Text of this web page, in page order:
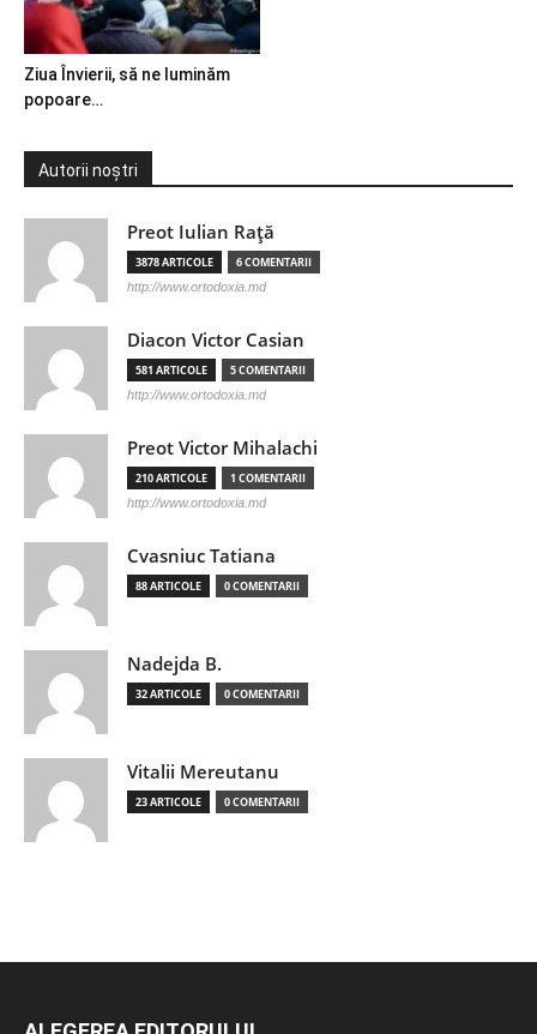
Ziua Învierii, să ne luminăm
popoare…
Autorii noștri
Preot Iulian Raţă
3878 ARTICOLE 6 COMENTARII
http://www.ortodoxia.md
Diacon Victor Casian
581 ARTICOLE 5 COMENTARII
http://www.ortodoxia.md
Preot Victor Mihalachi
210 ARTICOLE 1 COMENTARII
http://www.ortodoxia.md
Cvasniuc Tatiana
88 ARTICOLE 0 COMENTARII
Nadejda B.
32 ARTICOLE 0 COMENTARII
Vitalii Mereutanu
23 ARTICOLE 0 COMENTARII